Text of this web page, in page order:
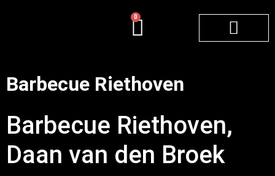
0
Barbecue Riethoven
Barbecue Riethoven,
Daan van den Broek